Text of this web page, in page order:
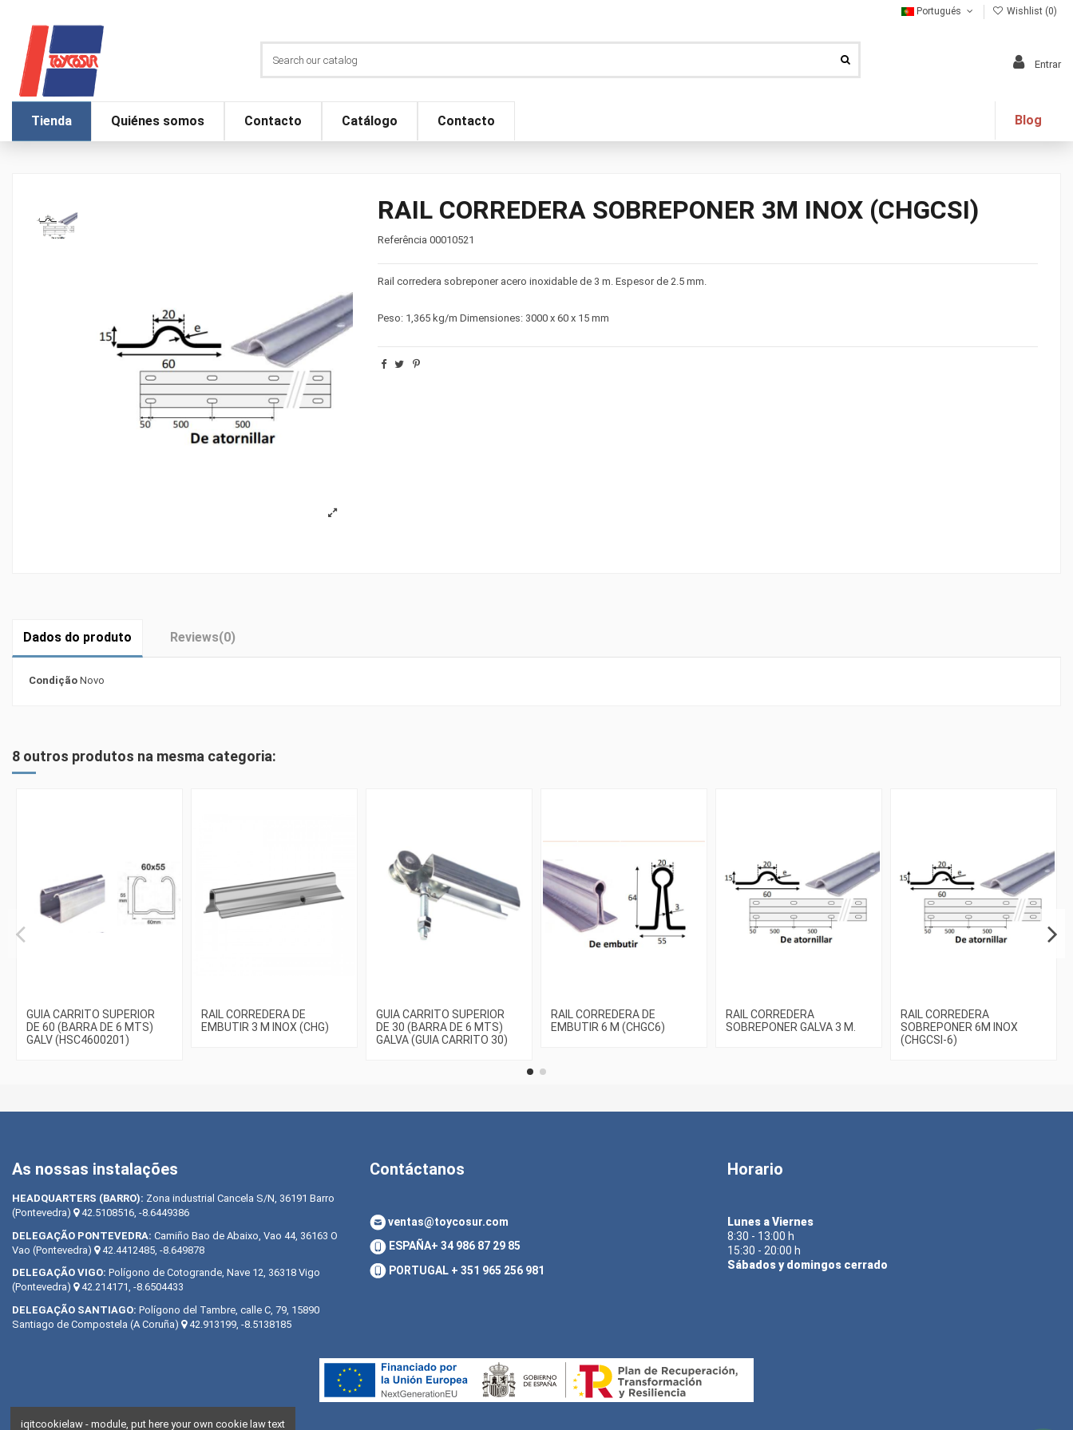
Portugués Wishlist (0)
Entrar
Tienda Quiénes somos Contacto Catálogo Contacto Blog
RAIL CORREDERA SOBREPONER 3M INOX (CHGCSI)
Referência 00010521
Rail corredera sobreponer acero inoxidable de 3 m. Espesor de 2.5 mm.
Peso: 1,365 kg/m Dimensiones: 3000 x 60 x 15 mm
Dados do produto Reviews(0)
Condição Novo
8 outros produtos na mesma categoria:
GUIA CARRITO SUPERIOR
DE 60 (BARRA DE 6 MTS)
GALV (HSC4600201)
RAIL CORREDERA DE
EMBUTIR 3 M INOX (CHG)
GUIA CARRITO SUPERIOR
DE 30 (BARRA DE 6 MTS)
GALVA (GUIA CARRITO 30)
RAIL CORREDERA DE
EMBUTIR 6 M (CHGC6)
RAIL CORREDERA
SOBREPONER GALVA 3 M.
RAIL CORREDERA
SOBREPONER 6M INOX
(CHGCSI-6)
As nossas instalações
HEADQUARTERS (BARRO): Zona industrial Cancela S/N, 36191 Barro
(Pontevedra)
42.5108516, -8.6449386
DELEGAÇÃO PONTEVEDRA: Camiño Bao de Abaixo, Vao 44, 36163 O
Vao (Pontevedra)
42.4412485, -8.649878
DELEGAÇÃO VIGO: Polígono de Cotogrande, Nave 12, 36318 Vigo
(Pontevedra)
42.214171, -8.6504433
DELEGAÇÃO SANTIAGO: Polígono del Tambre, calle C, 79, 15890
Santiago de Compostela (A Coruña)
42.913199, -8.5138185
Contáctanos
ventas@toycosur.com
ESPAÑA+ 34 986 87 29 85
PORTUGAL + 351 965 256 981
Horario
Lunes a Viernes
8:30 - 13:00 h
15:30 - 20:00 h
Sábados y domingos cerrado
iqitcookielaw - module, put here your own cookie law text